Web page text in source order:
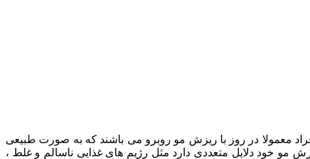
معمولا در روز با ریزش مو روبرو می باشند که به صورت طبیعی
مو خود دلایل متعددی دارد مثل رژیم های غذایی ناسالم و غلط ،